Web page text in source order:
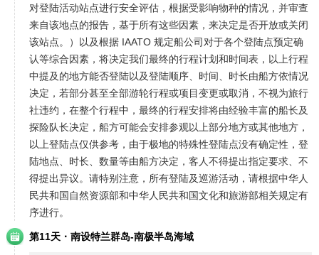
对登陆活动站点进行安全评估，根据受影响物种的情况，并审查
来自该地点的报告，基于所有这些因素，来决定是否开放或关闭
该站点。）以及根据 IAATO 规定船公司对于各个登陆点预定确
认等综合因素，将决定我们最终的行程计划和时间表，以上行程
中提及的地方能否登陆以及登陆顺序、时间、时长由船方依情况
决定，若部分甚至全部游轮行程或项目变更或取消，不视为旅行
社违约，在整个行程中，最终的行程安排将由经验丰富的船长及
探险队长决定，船方可能会安排参观以上部分地方或其他地方，
以上登陆点仅供参考，由于极地的特殊性登陆点没有确定性，登
陆地点、时长、数量等由船方决定，客人不得提出指定要求、不
得提出异议。请特别注意，所有登陆及巡游活动，请根据中华人
民共和国自然资源部和中华人民共和国文化和旅游部相关规定有
序进行。
第11天 · 南设特兰群岛-南极半岛海域